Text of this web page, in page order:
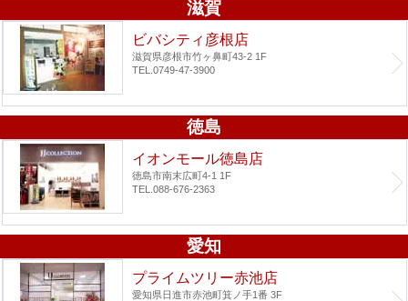
滋賀
ビバシティ彦根店
滋賀県彦根市竹ヶ鼻町43-2 1F
TEL.0749-47-3900
徳島
イオンモール徳島店
徳島市南末広町4-1 1F
TEL.088-676-2363
愛知
プライムツリー赤池店
愛知県日進市赤池町箕ノ手1番 3F